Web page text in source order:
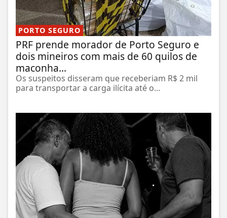
PORTO SEGURO
PRF prende morador de Porto Seguro e
dois mineiros com mais de 60 quilos de
maconha...
Os suspeitos disseram que receberiam R$ 2 mil
para transportar a carga ilícita até o...